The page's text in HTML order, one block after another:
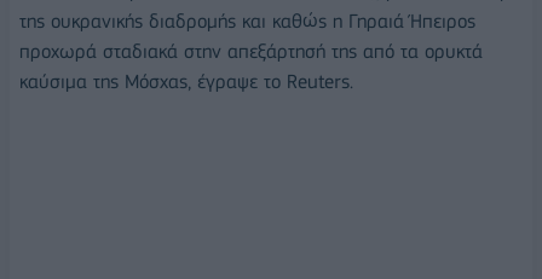
της ουκρανικής διαδρομής και καθώς η Γηραιά Ήπειρος
προχωρά σταδιακά στην απεξάρτησή της από τα ορυκτά
καύσιμα της Μόσχας, έγραψε το Reuters.